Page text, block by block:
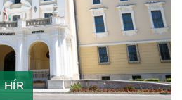
HÍR